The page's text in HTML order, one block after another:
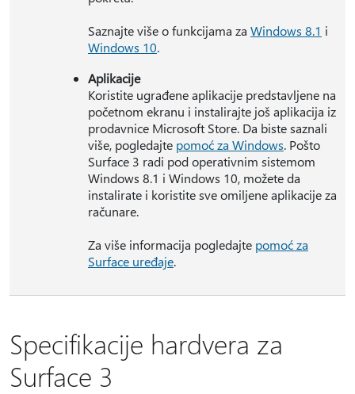
Saznajte više o funkcijama za Windows 8.1 i
Windows 10.
Aplikacije
Koristite ugrađene aplikacije predstavljene na
početnom ekranu i instalirajte još aplikacija iz
prodavnice Microsoft Store. Da biste saznali
više, pogledajte pomoć za Windows. Pošto
Surface 3 radi pod operativnim sistemom
Windows 8.1 i Windows 10, možete da
instalirate i koristite sve omiljene aplikacije za
računare.
Za više informacija pogledajte pomoć za
Surface uređaje.
Specifikacije hardvera za
Surface 3